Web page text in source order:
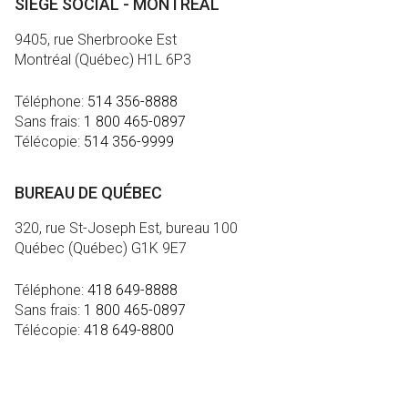
SIÈGE SOCIAL - MONTRÉAL
9405, rue Sherbrooke Est
Montréal (Québec) H1L 6P3
Téléphone: 514 356-8888
Sans frais: 1 800 465-0897
Télécopie: 514 356-9999
BUREAU DE QUÉBEC
320, rue St-Joseph Est, bureau 100
Québec (Québec) G1K 9E7
Téléphone: 418 649-8888
Sans frais: 1 800 465-0897
Télécopie: 418 649-8800